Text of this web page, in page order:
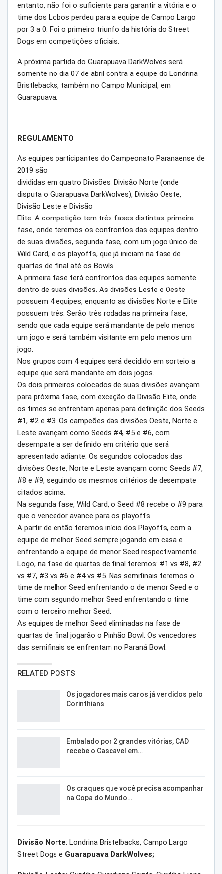
entanto, não foi o suficiente para garantir a vitória e o
time dos Lobos perdeu para a equipe de Campo Largo
por 3 a 0. Foi o primeiro triunfo da história do Street
Dogs em competições oficiais.
A próxima partida do Guarapuava DarkWolves será
somente no dia 07 de abril contra a equipe do Londrina
Bristlebacks, também no Campo Municipal, em
Guarapuava.
REGULAMENTO
As equipes participantes do Campeonato Paranaense de
2019 são
divididas em quatro Divisões: Divisão Norte (onde
disputa o Guarapuava DarkWolves), Divisão Oeste,
Divisão Leste e Divisão
Elite. A competição tem três fases distintas: primeira
fase, onde teremos os confrontos das equipes dentro
de suas divisões, segunda fase, com um jogo único de
Wild Card, e os playoffs, que já iniciam na fase de
quartas de final até os Bowls.
A primeira fase terá confrontos das equipes somente
dentro de suas divisões. As divisões Leste e Oeste
possuem 4 equipes, enquanto as divisões Norte e Elite
possuem três. Serão três rodadas na primeira fase,
sendo que cada equipe será mandante de pelo menos
um jogo e será também visitante em pelo menos um
jogo.
Nos grupos com 4 equipes será decidido em sorteio a
equipe que será mandante em dois jogos.
Os dois primeiros colocados de suas divisões avançam
para próxima fase, com exceção da Divisão Elite, onde
os times se enfrentam apenas para definição dos Seeds
#1, #2 e #3. Os campeões das divisões Oeste, Norte e
Leste avançam como Seeds #4, #5 e #6, com
desempate a ser definido em critério que será
apresentado adiante. Os segundos colocados das
divisões Oeste, Norte e Leste avançam como Seeds #7,
#8 e #9, seguindo os mesmos critérios de desempate
citados acima.
Na segunda fase, Wild Card, o Seed #8 recebe o #9 para
que o vencedor avance para os playoffs.
A partir de então teremos início dos Playoffs, com a
equipe de melhor Seed sempre jogando em casa e
enfrentando a equipe de menor Seed respectivamente.
Logo, na fase de quartas de final teremos: #1 vs #8, #2
vs #7, #3 vs #6 e #4 vs #5. Nas semifinais teremos o
time de melhor Seed enfrentando o de menor Seed e o
time com segundo melhor Seed enfrentando o time
com o terceiro melhor Seed.
As equipes de melhor Seed eliminadas na fase de
quartas de final jogarão o Pinhão Bowl. Os vencedores
das semifinais se enfrentam no Paraná Bowl.
RELATED POSTS
Os jogadores mais caros já vendidos pelo
Corinthians
Embalado por 2 grandes vitórias, CAD
recebe o Cascavel em…
Os craques que você precisa acompanhar
na Copa do Mundo…
Divisão Norte: Londrina Bristelbacks, Campo Largo
Street Dogs e Guarapuava DarkWolves;